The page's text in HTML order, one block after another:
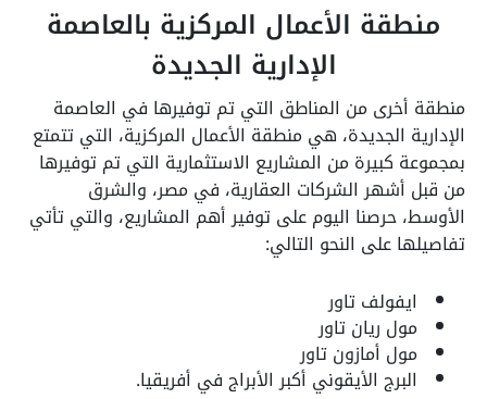
منطقة الأعمال المركزية بالعاصمة
الإدارية الجديدة
منطقة أخرى من المناطق التي تم توفيرها في العاصمة
الإدارية الجديدة، هي منطقة الأعمال المركزية، التي تتمتع
بمجموعة كبيرة من المشاريع الاستثمارية التي تم توفيرها
من قبل أشهر الشركات العقارية، في مصر، والشرق
الأوسط، حرصنا اليوم على توفير أهم المشاريع، والتي تأتي
تفاصيلها على النحو التالي:
ايفولف تاور
مول ريان تاور
مول أمازون تاور
البرج الأيقوني أكبر الأبراج في أفريقيا.